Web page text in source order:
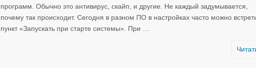
программ. Обычно это антивирус, скайп, и другие. Не каждый задумывается,
почему так происходит. Сегодня в разном ПО в настройках часто можно
пункт «Запускать при старте системы». При